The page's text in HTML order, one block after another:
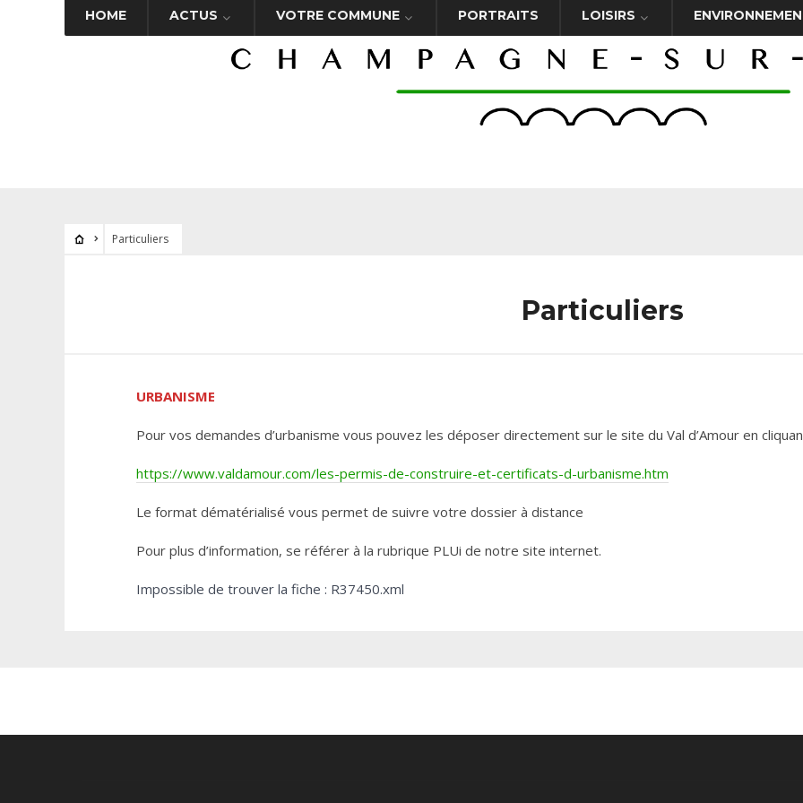
HOME ACTUS VOTRE COMMUNE PORTRAITS LOISIRS
Particuliers
Particuliers
URBANISME
Pour vos demandes d’urbanisme vous pouvez les déposer directement sur le site du Val d’Amour en
https://www.valdamour.com/les-permis-de-construire-et-certificats-d-urbanisme.htm
Le format dématérialisé vous permet de suivre votre dossier à distance
Pour plus d’information, se référer à la rubrique PLUi de notre site internet.
Impossible de trouver la fiche : R37450.xml